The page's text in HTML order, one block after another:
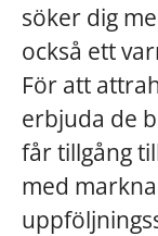
söker dig
också ett
För att
erbjuda de
får tillgång
med